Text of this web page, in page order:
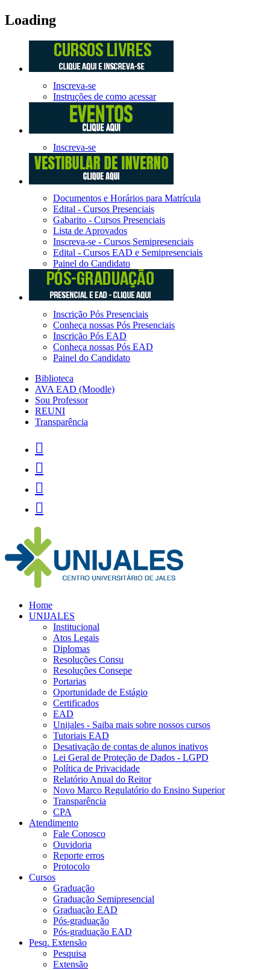
Loading
Inscreva-se
Instruções de como acessar
Inscreva-se
Documentos e Horários para Matrícula
Edital - Cursos Presenciais
Gabarito - Cursos Presenciais
Lista de Aprovados
Inscreva-se - Cursos Semipresenciais
Edital - Cursos EAD e Semipresenciais
Painel do Candidato
Inscrição Pós Presenciais
Conheça nossas Pós Presenciais
Inscrição Pós EAD
Conheça nossas Pós EAD
Painel do Candidato
Biblioteca
AVA EAD (Moodle)
Sou Professor
REUNI
Transparência




Home
UNIJALES
Institucional
Atos Legais
Diplomas
Resoluções Consu
Resoluções Consepe
Portarias
Oportunidade de Estágio
Certificados
EAD
Unijales - Saiba mais sobre nossos cursos
Tutoriais EAD
Desativação de contas de alunos inativos
Lei Geral de Proteção de Dados - LGPD
Política de Privacidade
Relatório Anual do Reitor
Novo Marco Regulatório do Ensino Superior
Transparência
CPA
Atendimento
Fale Conosco
Ouvidoria
Reporte erros
Protocolo
Cursos
Graduação
Graduação Semipresencial
Graduação EAD
Pós-graduação
Pós-graduação EAD
Pesq. Extensão
Pesquisa
Extensão